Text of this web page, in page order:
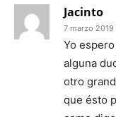
Jacinto
7 marzo 2019
Yo
alguna
otro
que ésto